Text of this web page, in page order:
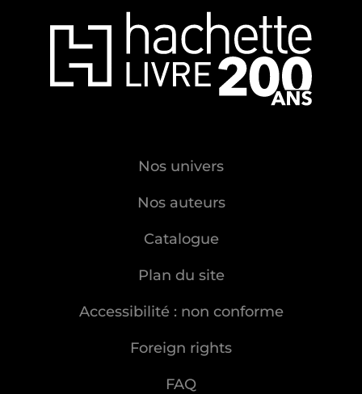
Nos univers
Nos auteurs
Catalogue
Plan du site
Accessibilité : non conforme
Foreign rights
FAQ